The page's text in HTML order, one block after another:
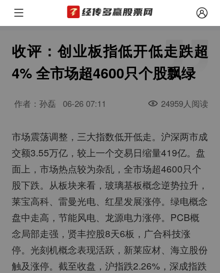
收评：创业板指低开低走跌超
4% 全市场超4600只个股飘绿
作者：孙磊 06-26 07:11 24959人阅读
市场震荡调整，三大指数低开低走。沪深两市成
交额3.55万亿，较上一个交易日缩量419亿。盘
面上，市场热点较为杂乱，全市场超4600只个
股下跌。从板块来看，玻璃基板概念逆势拉升，
莱宝高科、雷曼光电、红星发展涨停。绿电概念
盘中走高，节能风电、龙源电力涨停。PCB概
念局部走强，贤丰控股8天6板，广合科技涨
停。光刻机概念表现活跃，新莱应材、海立股份
触及涨停。截至收盘，沪指跌2.26%，深成指跌